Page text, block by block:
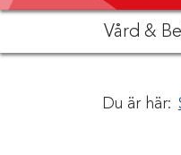
Vård &
Du är här: